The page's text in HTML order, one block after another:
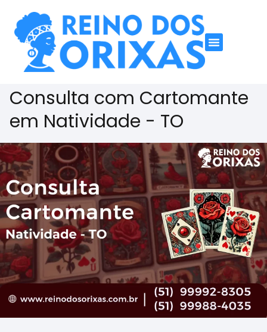
Consulta com Cartomante
em Natividade - TO